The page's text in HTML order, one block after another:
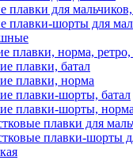
плавки для
плавки-шорты для
плавки, норма, ретро,
плавки, батал
плавки, норма
плавки-шорты, батал
плавки-шорты, норма
плавки для
плавки-шорты